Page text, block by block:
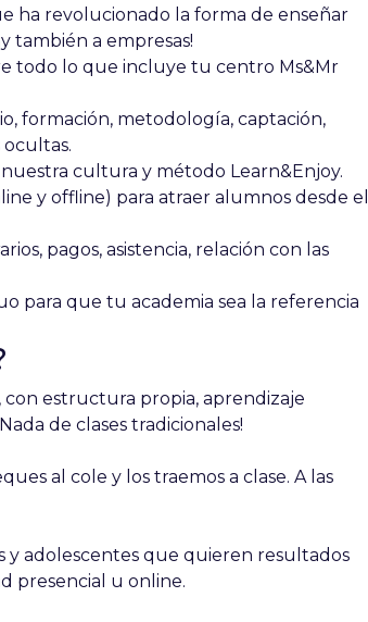
ha revolucionado la forma de enseñar
también a empresas!
todo lo que incluye tu centro Ms&Mr
formación, metodología, captación,
ocultas.
cultura y método Learn&Enjoy.
y offline) para atraer alumnos desde el
pagos, asistencia, relación con las
para que tu academia sea la referencia
con estructura propia, aprendizaje
de clases tradicionales!
al cole y los traemos a clase. A las
y adolescentes que quieren resultados
presencial u online.